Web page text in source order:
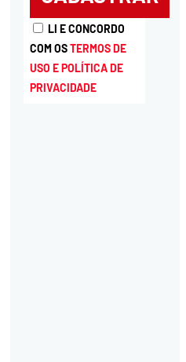
LI E CONCORDO
COM OSTERMOS DE
USO E POLÍTICA DE
PRIVACIDADE